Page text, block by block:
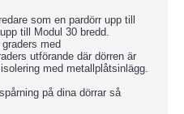
som en pardörr upp till
till Modul 30 bredd.
med
utförande där dörren är
med metallplåtsinlägg.
på dina dörrar så